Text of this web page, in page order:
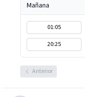
Mañana
01:05
20:25
Anterior